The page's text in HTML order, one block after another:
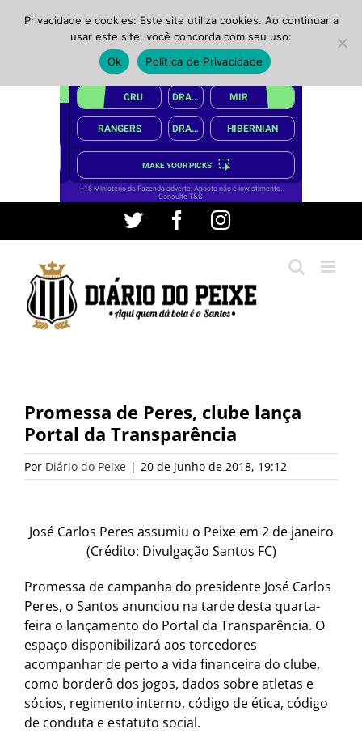
conteúdo
Twitter FacebookInstagram
Promessa de Peres, clube lança
Portal da Transparência
Por Diário do Peixe | 20 de junho de 2018, 19:12
José Carlos Peres assumiu o Peixe em 2 de janeiro
(Crédito: Divulgação Santos FC)
Promessa de campanha do presidente José Carlos
Peres, o Santos anunciou na tarde desta quarta-
feira o lançamento do Portal da Transparência. O
espaço disponibilizará aos torcedores
acompanhar de perto a vida financeira do clube,
como borderô dos jogos, dados sobre atletas e
sócios, regimento interno, código de ética, código
de conduta e estatuto social.
Privacidade e cookies: Este site utiliza cookies. Ao continuar a
usar este site, você concorda com seu uso:
Ok
Política de Privacidade